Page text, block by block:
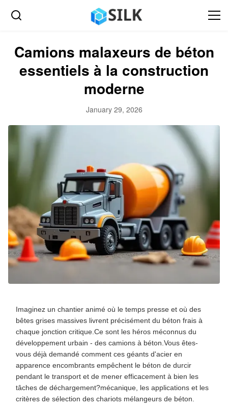
Camions malaxeurs de béton
essentiels à la construction
moderne
January 29, 2026
Imaginez un chantier animé où le temps presse et où des
bêtes grises massives livrent précisément du béton frais à
chaque jonction critique.Ce sont les héros méconnus du
développement urbain - des camions à béton.Vous êtes-
vous déjà demandé comment ces géants d'acier en
apparence encombrants empêchent le béton de durcir
pendant le transport et de mener efficacement à bien les
tâches de déchargement?mécanique, les applications et les
critères de sélection des chariots mélangeurs de béton.